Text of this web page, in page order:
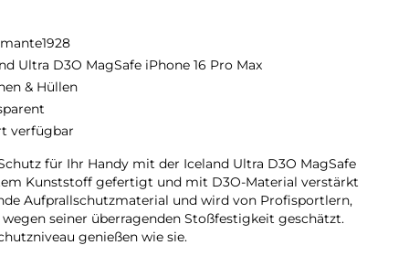
Ultra D3O MagSafe iPhone 16 Pro Max
& Hüllen
verfügbar
für Ihr Handy mit der Iceland Ultra D3O MagSafe
Kunststoff gefertigt und mit D3O-Material verstärkt
Aufprallschutzmaterial und wird von Profisportlern,
seiner überragenden Stoßfestigkeit geschätzt.
genießen wie sie.